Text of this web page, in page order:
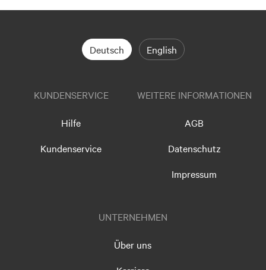
Deutsch English
KUNDENSERVICE
Hilfe
Kundenservice
WEITERE INFORMATIONEN
AGB
Datenschutz
Impressum
UNTERNEHMEN
Über uns